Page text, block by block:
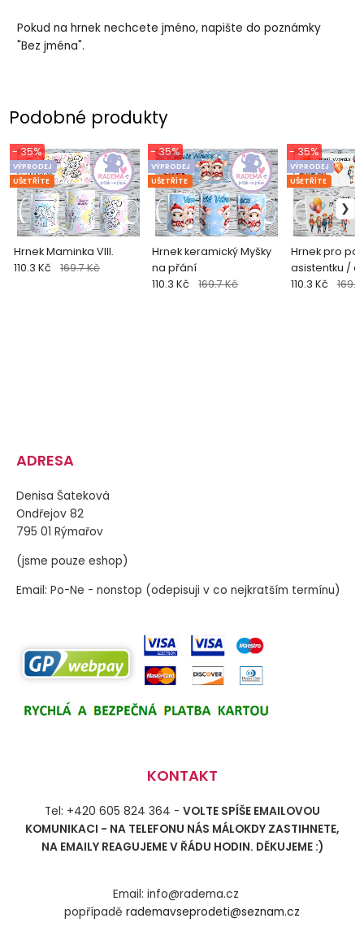
Pokud na hrnek nechcete jméno, napište do poznámky
"Bez jména".
Podobné produkty
Hrnek Maminka VIII.
VÝPRODEJ
UŠETŘÍTE
- 35%
110.3 Kč 169.7 Kč
Hrnek keramický Myšky
na přání
VÝPRODEJ
UŠETŘÍTE
- 35%
110.3 Kč 169.7 Kč
Hrnek pro
asistentku /
škola
VÝPRODEJ
UŠETŘÍTE
- 35%
110.3 Kč
ADRESA
Denisa Šateková
Ondřejov 82
795 01 Rýmařov
(jsme pouze eshop)
Email: Po-Ne - nonstop (odepisuji v co nejkratším termínu)
KONTAKT
Tel: +420 605 824 364 - VOLTE SPÍŠE EMAILOVOU
KOMUNIKACI - NA TELEFONU NÁS MÁLOKDY ZASTIHNETE,
NA EMAILY REAGUJEME V ŘÁDU HODIN. DĚKUJEME :)
Email: info@radema.cz
popřípadě rademavseprodeti@seznam.cz